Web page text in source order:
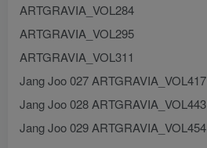
ARTGRAVIA_VOL284
ARTGRAVIA_VOL295
ARTGRAVIA_VOL311
Jang Joo 027 ARTGRAVIA_VOL417
Jang Joo 028 ARTGRAVIA_VOL443
Jang Joo 029 ARTGRAVIA_VOL454